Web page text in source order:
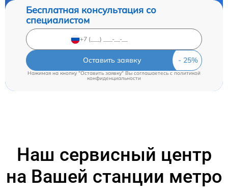
Бесплатная консультация со
специалистом
Оставить заявку
Нажимая на кнопку "Оставить заявку" Вы соглашаетесь cполитикой
конфиденциальности
Наш сервисный центр
на Вашей станции метро